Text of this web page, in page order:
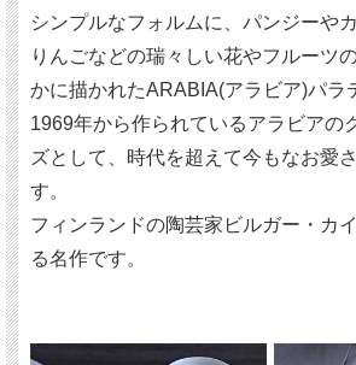
シンプルなフォルムに、パンジーや
りんごなどの瑞々しい花やフルーツ
かに描かれたARABIA(アラビア)パラ
1969年から作られているアラビアの
ズとして、時代を超えて今もなお愛
す。
フィンランドの陶芸家ビルガー・カ
る名作です。